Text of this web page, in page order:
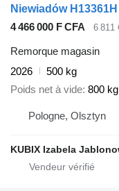
4 466 000 F CFA 6 811
Remorque magasin
2026
500 kg
Poids net à vide 800 kg
Pologne, Olsztyn
KUBIX Izabela